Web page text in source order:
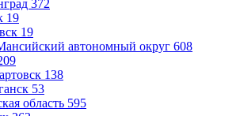
372
19
19
автономный округ 608
138
53
область 595